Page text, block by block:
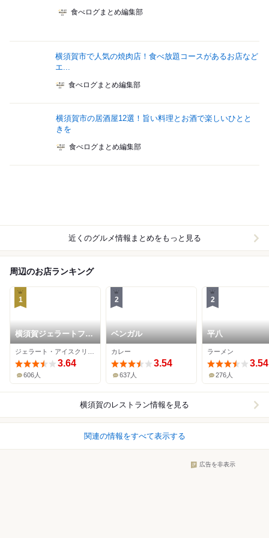
食べログまとめ編集部
横須賀市で人気の焼肉店！食べ放題コースがあるお店など
エ...
食べログまとめ編集部
横須賀市の居酒屋12選！旨い料理とお酒で楽しいひとと
きを
食べログまとめ編集部
近くのグルメ情報まとめをもっと見る
周辺のお店ランキング
1
横須賀ジェラートファ
クトリー
3.64
606人
2
ベンガル
カレー
3.54
637人
2
平八
ラーメン
3.54
276人
横須賀のレストラン情報を見る
関連の情報をすべて表示する
広告を非表示